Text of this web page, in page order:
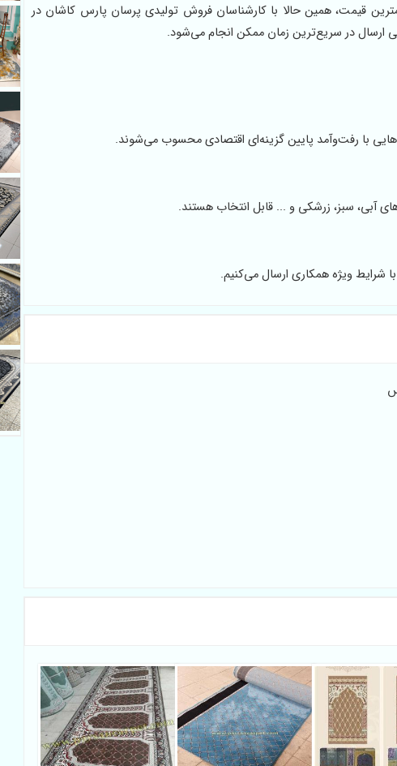
قیمت، همین حالا با کارشناسان فروش تولیدی پرسان پارس کاشان در
ارسال در سریع‌ترین زمان ممکن انجام می‌شود.
آبی، سبز، زرشکی و ... قابل انتخاب هستند.
شرایط ویژه همکاری ارسال می‌کنیم.